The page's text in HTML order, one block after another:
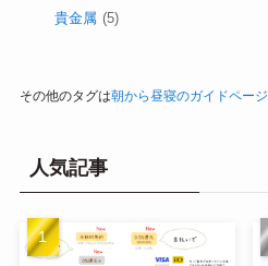
貴金属 (5)
その他のタグは朝から昼寝のガイドページ
人気記事